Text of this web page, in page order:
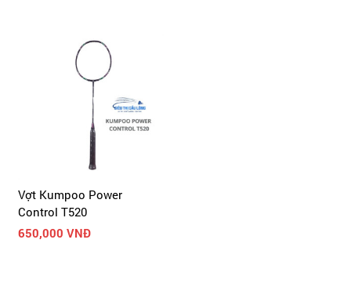
Vợt Kumpoo Power
Control T520
650,000 VNĐ